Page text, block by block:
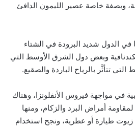
وبصفة خاصة عصير الليمون الدافئ
في الدول شديد البرودة في الشتاء
وبعض دول الشرق الأوسط التي
تتأثَّر بالرياح الباردة والصقيع.
في مواجهة فيروس الأنفلونزا، وهناك
أمراض البرد والزكام، ومنها
طيارة أو عطرية، ونجح استخدام